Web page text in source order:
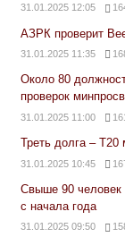
31.01.2025 12:05
АЗРК проверит
31.01.2025 11:35
Около 80
проверок
31.01.2025 11:00
Треть долга – Т20
31.01.2025 10:45
Свыше 90 человек
с начала года
31.01.2025 09:50